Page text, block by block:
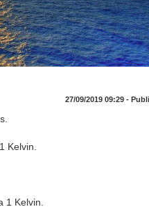
27/09/2019 09:29 -
Kelvin.
1 Kelvin.